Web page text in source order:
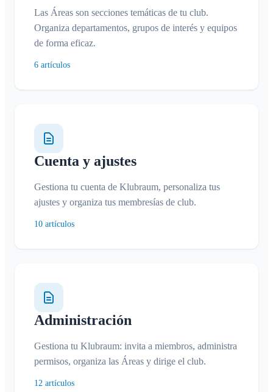
Las Áreas son secciones temáticas de tu club.
Organiza departamentos, grupos de interés y equipos
de forma eficaz.
6 artículos
Cuenta y ajustes
Gestiona tu cuenta de Klubraum, personaliza tus
ajustes y organiza tus membresías de club.
10 artículos
Administración
Gestiona tu Klubraum: invita a miembros, administra
permisos, organiza las Áreas y dirige el club.
12 artículos